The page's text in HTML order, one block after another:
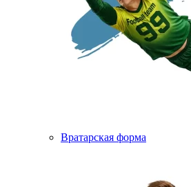
Вратарская форма